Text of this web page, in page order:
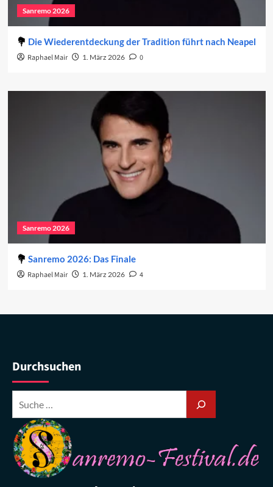
Sanremo 2026
Die Wiederentdeckung der Tradition führt nach Neapel
Raphael Mair 1. März 2026 0
Sanremo 2026
Sanremo 2026: Das Finale
Raphael Mair 1. März 2026 4
Durchsuchen